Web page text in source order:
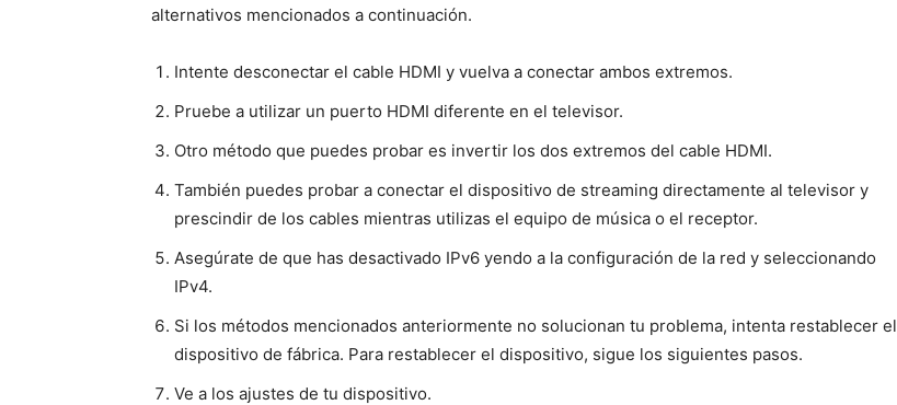
alternativos mencionados a continuación.
Intente desconectar el cable HDMI y vuelva a conectar ambos extremos.
Pruebe a utilizar un puerto HDMI diferente en el televisor.
Otro método que puedes probar es invertir los dos extremos del cable HDMI.
También puedes probar a conectar el dispositivo de streaming directamente al televisor y
prescindir de los cables mientras utilizas el equipo de música o el receptor.
Asegúrate de que has desactivado IPv6 yendo a la configuración de la red y seleccionando
IPv4.
Si los métodos mencionados anteriormente no solucionan tu problema, intenta restablecer el
dispositivo de fábrica. Para restablecer el dispositivo, sigue los siguientes pasos.
Ve a los ajustes de tu dispositivo.